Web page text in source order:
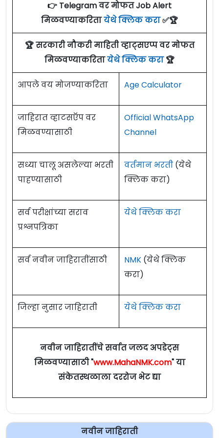
👉 Telegram वर मोफत Job Alert
मिळवण्याकरितायेथे क्लिक करा✅🏆
🏆 सरकारी नौकरी माहिती व्हाट्सएप्प वर मोफत
मिळवण्याकरितायेथे क्लिक करा🏆
आपले वय मोजण्याकरिता Age Calculator
जाहिरात व्हाटसऍप वर
मिळवण्यासाठी
Official WhatsApp
Channel
सध्या चालू असलेल्या भरती
पाहण्यासाठी
वर्तमान भरती (येथे
क्लिक करा)
सर्व परीक्षांच्या सराव
प्रश्नपत्रिका
येथे क्लिक करा
सर्व नवीन जाहिरातींसाठी NMK (येथे क्लिक
करा)
जिल्हा नुसार जाहिराती येथे क्लिक करा
नवीन जाहिरातींचे सर्वात जलद अपडेट्स
मिळवण्यासाठी "www.MahaNMK.com" या
संकेतस्थळाला दररोज भेट द्या
नवीन जाहिराती